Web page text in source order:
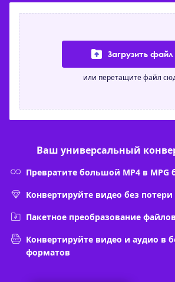
Загрузить файл
или перетащите файл
Ваш универсальный
Превратите большой MP4 в MPG
Конвертируйте видео без потери
Пакетное преобразование
Конвертируйте видео и аудио в
форматов